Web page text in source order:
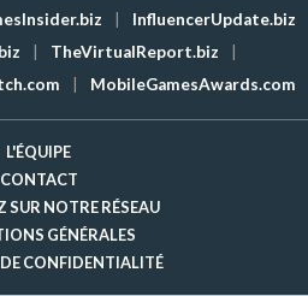
InfluencerUpdate.biz
TheVirtualReport.biz
MobileGamesAwards.com
L'ÉQUIPE
CONTACT
SUR NOTRE RÉSEAU
GÉNÉRALES
CONFIDENTIALITÉ